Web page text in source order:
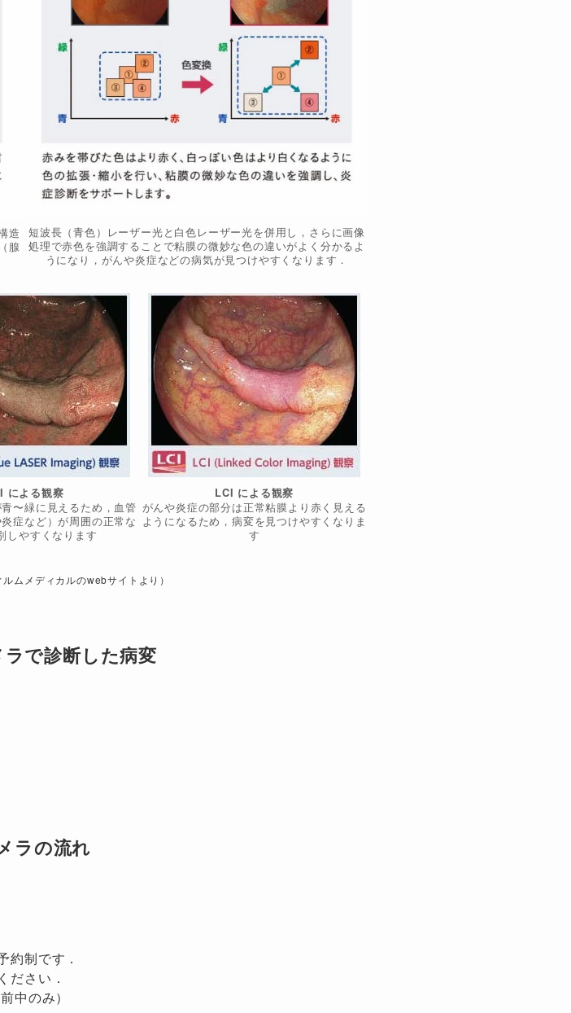
造
腺
短波長（青色）レーザー光と白色レーザー光を併用し，さらに画像
処理で赤色を強調することで粘膜の微妙な色の違いがよく分かるよ
うになり，がんや炎症などの病気が見つけやすくなります．
による観察
〜緑に見えるため，血管
症など）が周囲の正常な
しやすくなります
LCI による観察
がんや炎症の部分は正常粘膜より赤く見える
ようになるため，病変を見つけやすくなりま
す
ムメディカルのwebサイトより）
で診断した病変
ラの流れ
約制です．
ださい．
中のみ）